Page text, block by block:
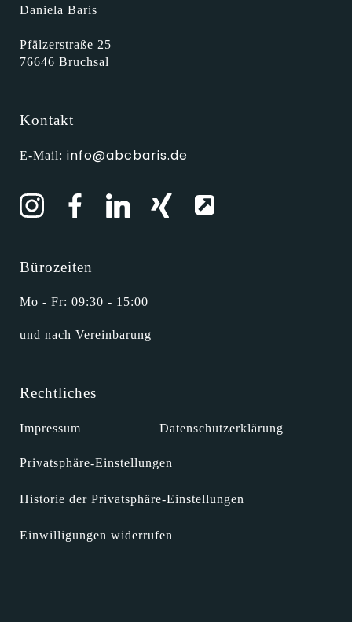
Daniela Baris
Pfälzerstraße 25
76646 Bruchsal
Kontakt
E-Mail: info@abcbaris.de
Bürozeiten
Mo - Fr: 09:30 - 15:00
und nach Vereinbarung
Rechtliches
Impressum Datenschutzerklärung
Privatsphäre-Einstellungen
Historie der Privatsphäre-Einstellungen
Einwilligungen widerrufen